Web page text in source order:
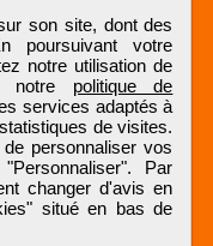
son site, dont des
poursuivant votre
notre utilisation de
notre politique de
services adaptés à
de visites.
personnaliser vos
Par
changer d'avis en
situé en bas de